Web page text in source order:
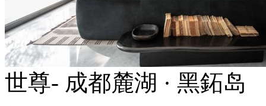
世尊- 成都麓湖 · 黑鉐岛